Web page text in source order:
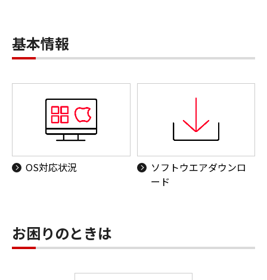
基本情報
OS対応状況
ソフトウエアダウンロ
ード
お困りのときは